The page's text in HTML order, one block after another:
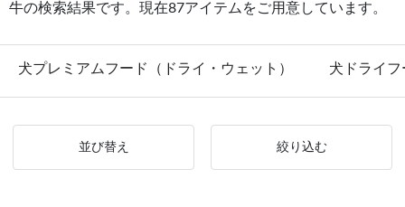
牛の検索結果です。現在87アイテムをご用意しています。
犬プレミアムフード（ドライ・ウェット） 犬ドライフ
並び替え 絞り込む